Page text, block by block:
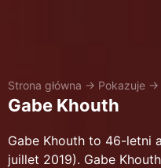
Strona główna → Pokazuje →
Gabe Khouth
Gabe Khouth to 46-letni
juillet 2019). Gabe